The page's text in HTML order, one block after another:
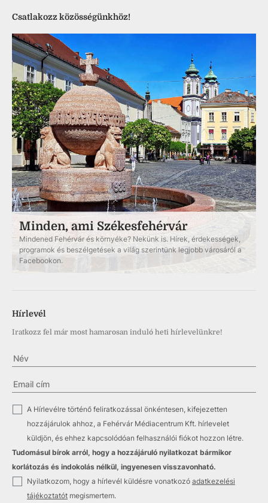
Csatlakozz közösségünkhöz!
Minden, ami Székesfehérvár
Mindened Fehérvár és környéke? Nekünk is. Hírek, érdekességek,
programok és beszélgetések a világ szerintünk legjobb városáról a
Facebookon.
Hírlevél
Iratkozz fel már most hamarosan induló heti hírlevelünkre!
A Hírlevélre történő feliratkozással önkéntesen, kifejezetten
hozzájárulok ahhoz, a Fehérvár Médiacentrum Kft. hírlevelet
küldjön, és ehhez kapcsolódóan felhasználói fiókot hozzon létre.
Tudomásul bírok arról, hogy a hozzájáruló nyilatkozat bármikor
korlátozás és indokolás nélkül, ingyenesen visszavonható.
Nyilatkozom, hogy a hírlevél küldésre vonatkozó adatkezelési
tájékoztatót megismertem.